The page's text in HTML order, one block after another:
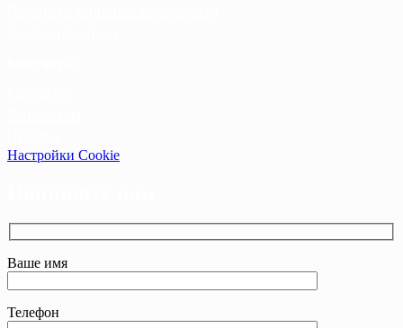
Настройки Cookie
Ваше имя
Телефон